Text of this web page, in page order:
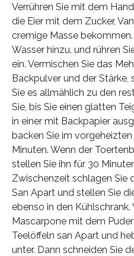
Verrühren Sie mit dem
die Eier mit dem Zucker,
cremige Masse bekommen.
Wasser hinzu, und rühren
ein. Vermischen Sie das
Backpulver und der Stärke,
Sie es allmählich zu den
Sie, bis Sie einen glatten
in einer mit Backpapier
backen Sie im
Minuten. Wenn der
stellen Sie ihn für 30
Zwischenzeit schlagen Sie
San Apart und stellen Sie
ebenso in den Kühlschrank.
Mascarpone mit dem
Teelöffeln san Apart und
unter. Dann schneiden Sie